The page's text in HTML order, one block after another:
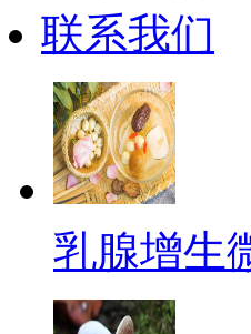
联系我们
乳腺增生